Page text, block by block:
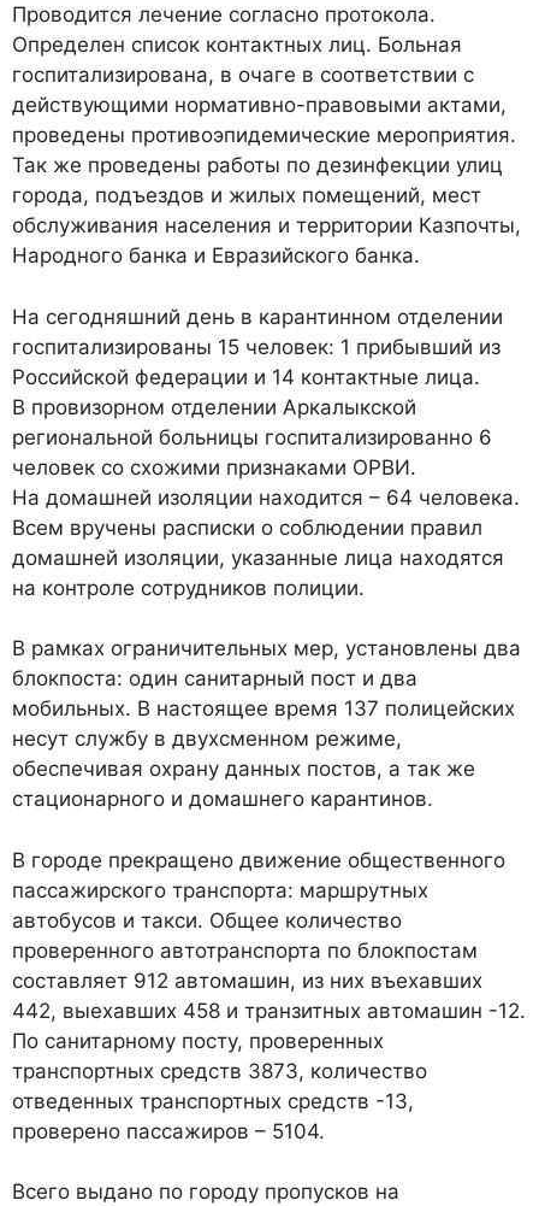
Проводится лечение согласно протокола.
Определен список контактных лиц. Больная
госпитализирована, в очаге в соответствии с
действующими нормативно-правовыми актами,
проведены противоэпидемические мероприятия.
Так же проведены работы по дезинфекции улиц
города, подъездов и жилых помещений, мест
обслуживания населения и территории Казпочты,
Народного банка и Евразийского банка.
На сегодняшний день в карантинном отделении
госпитализированы 15 человек: 1 прибывший из
Российской федерации и 14 контактные лица.
В провизорном отделении Аркалыкской
региональной больницы госпитализированно 6
человек со схожими признаками ОРВИ.
На домашней изоляции находится – 64 человека.
Всем вручены расписки о соблюдении правил
домашней изоляции, указанные лица находятся
на контроле сотрудников полиции.
В рамках ограничительных мер, установлены два
блокпоста: один санитарный пост и два
мобильных. В настоящее время 137 полицейских
несут службу в двухсменном режиме,
обеспечивая охрану данных постов, а так же
стационарного и домашнего карантинов.
В городе прекращено движение общественного
пассажирского транспорта: маршрутных
автобусов и такси. Общее количество
проверенного автотранспорта по блокпостам
составляет 912 автомашин, из них въехавших
442, выехавших 458 и транзитных автомашин -12.
По санитарному посту, проверенных
транспортных средств 3873, количество
отведенных транспортных средств -13,
проверено пассажиров – 5104.
Всего выдано по городу пропусков на